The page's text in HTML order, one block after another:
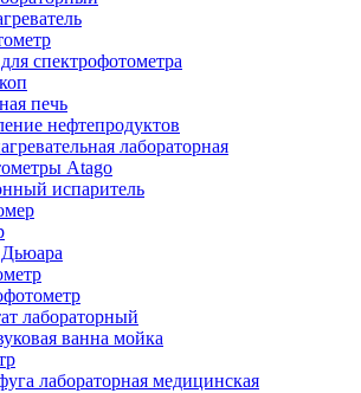
спектрофотометра
печь
нефтепродуктов
лабораторная
Atago
испаритель
лабораторный
ванна мойка
лабораторная медицинская